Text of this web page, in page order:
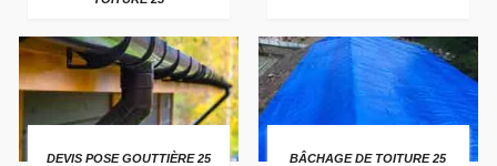
DEVIS POSE GOUTTIÈRE 25 BÂCHAGE DE TOITURE 25